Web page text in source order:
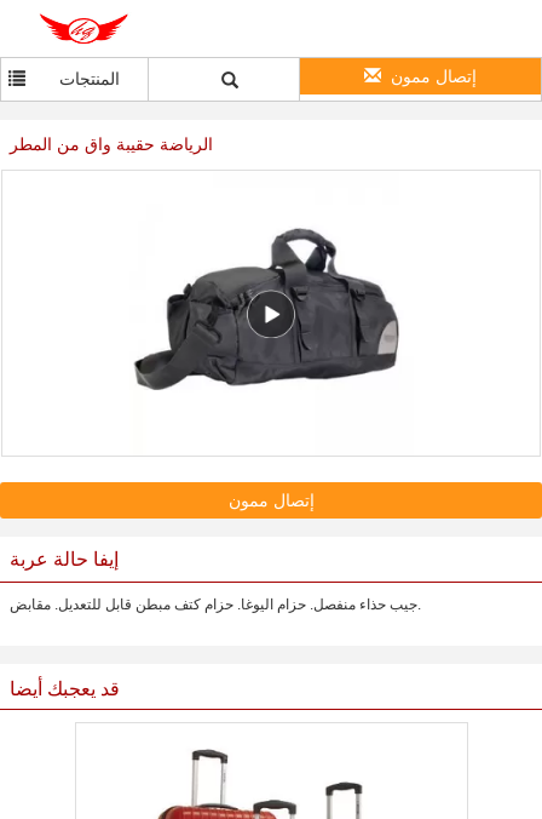
المنتجات إتصال ممون
الرياضة حقيبة واق من المطر
إتصال ممون
إيفا حالة عربة
جيب حذاء منفصل. حزام اليوغا. حزام كتف مبطن قابل للتعديل. مقابض.
قد يعجبك أيضا